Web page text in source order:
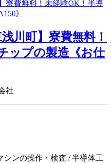
川町】寮費無料！
ップの製造《お仕
社
シンの操作・検査 / 半導体工